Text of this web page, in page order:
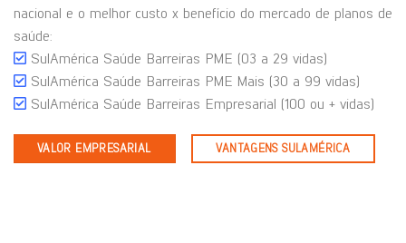
nacional e o melhor custo x benefício do mercado de planos de
saúde:
SulAmérica Saúde Barreiras PME (03 a 29 vidas)
SulAmérica Saúde Barreiras PME Mais (30 a 99 vidas)
SulAmérica Saúde Barreiras Empresarial (100 ou + vidas)
VALOR EMPRESARIAL VANTAGENS SULAMÉRICA